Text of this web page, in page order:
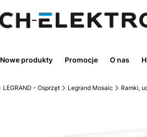
Nowe produkty Promocje O nas
LEGRAND - Osprzęt Legrand Mosaic Ramki,